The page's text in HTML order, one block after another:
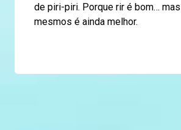
de piri-piri. Porque rir é bom…
mesmos é ainda melhor.